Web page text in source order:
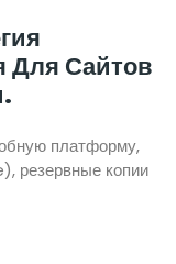
Для Сайтов
платформу,
резервные копии